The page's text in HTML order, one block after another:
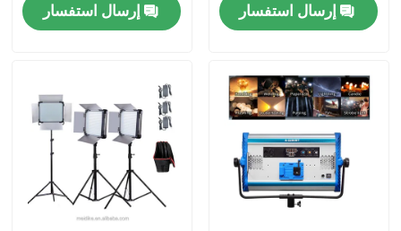
فيديوهات
حولنا
إرسال استفسار
إرسال استفسار